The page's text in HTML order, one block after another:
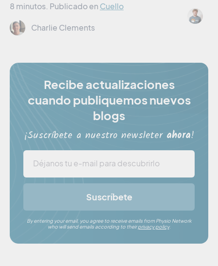
8 minutos. Publicado en Cuello
Charlie Clements
Recibe actualizaciones
cuando publiquemos nuevos
blogs
¡Suscríbete a nuestro newsleter ahora!
Suscríbete
By entering your email, you agree to receive emails from Physio Network
who will send emails according to theirprivacy policy.